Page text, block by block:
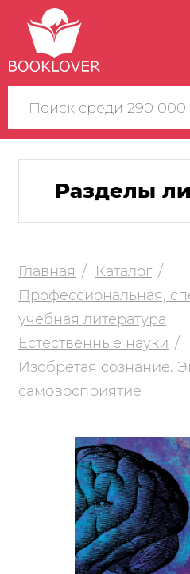
Поиск
по
сайту
Разделы
Главная
Каталог
Профессиональная,
учебная литература
Естественные науки
Изобретая сознание.
самовосприятие